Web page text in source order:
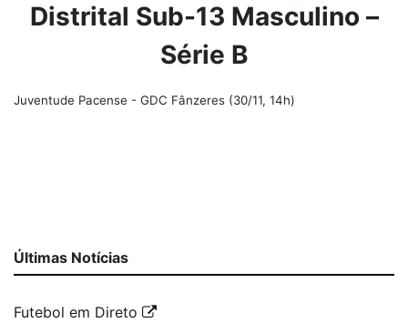
Distrital Sub-13 Masculino –
Série B
Juventude Pacense - GDC Fânzeres (30/11, 14h)
Últimas Notícias
Futebol em Direto